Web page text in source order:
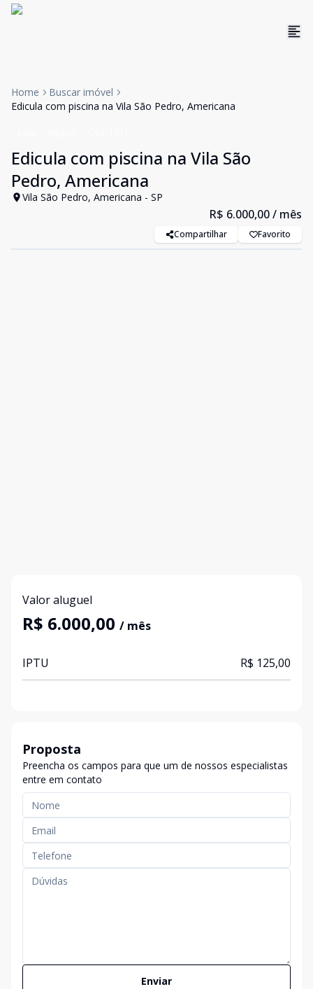
Home
Buscar imóvel
Edicula com piscina na Vila São Pedro, Americana
Edicula com piscina na Vila São
Pedro, Americana
Vila São Pedro, Americana - SP
R$ 6.000,00/ mês
Compartilhar Favorito
Valor aluguel
R$ 6.000,00 / mês
IPTU R$ 125,00
Proposta
Preencha os campos para que um de nossos especialistas
entre em contato
Enviar